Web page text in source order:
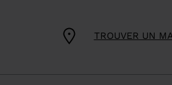
TROUVER UN